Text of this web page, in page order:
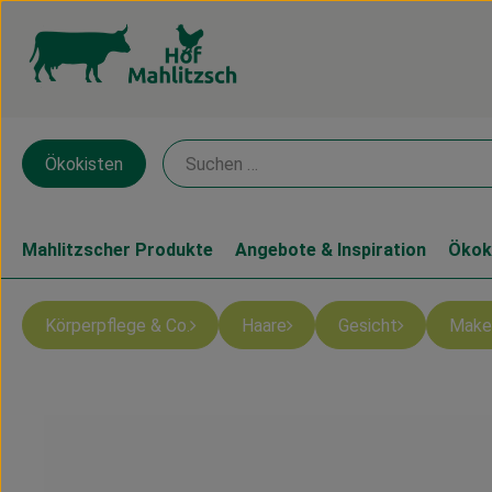
Ökokisten
Mahlitzscher Produkte Angebote & Inspiration
Körperpflege & Co. Haare Gesicht